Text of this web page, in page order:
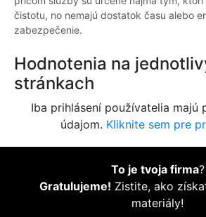
čistotu, no nemajú dostatok času alebo
zabezpečenie.
Hodnotenia na
stránkach
Iba prihlásení používatelia majú
údajom. Kliknite sem pre
To je tvoja firma?
Gratulujeme! Zistite, ako
materiály!